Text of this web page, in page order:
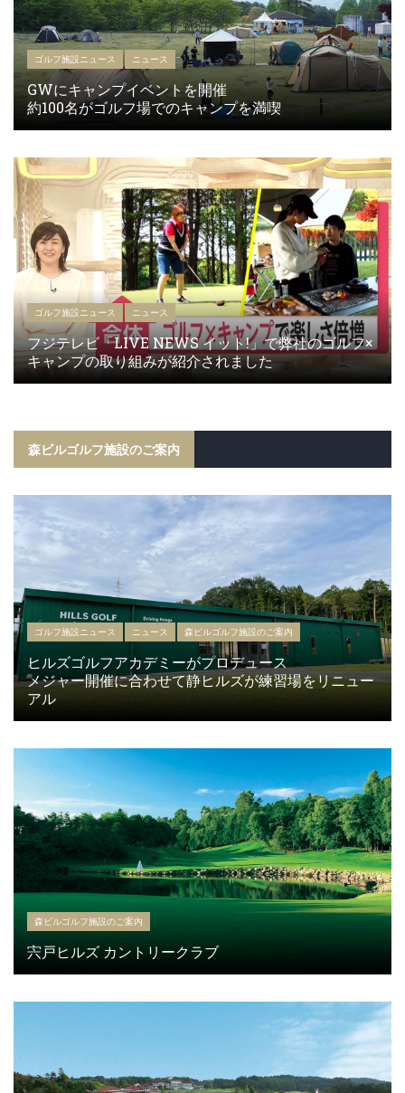
ゴルフ施設ニュース ニュース
GWにキャンプイベントを開催
約100名がゴルフ場でのキャンプを満喫
ゴルフ施設ニュース ニュース
フジテレビ「LIVE NEWS イット!」で弊社のゴルフ×
キャンプの取り組みが紹介されました
森ビルゴルフ施設のご案内
ゴルフ施設ニュース ニュース 森ビルゴルフ施設のご案内
ヒルズゴルフアカデミーがプロデュース
メジャー開催に合わせて静ヒルズが練習場をリニュー
アル
森ビルゴルフ施設のご案内
宍戸ヒルズ カントリークラブ